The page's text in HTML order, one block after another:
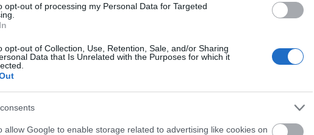
opt-out of processing my Personal Data for Targeted
opt-out of Collection, Use, Retention, Sale, and/or Sharing
Data that Is Unrelated with the Purposes for which it
allow Google to enable storage related to advertising like cookies on
9P148 elhagyja a tüzelőállását. Portörléses művészet a harci
a kis páncélkocsi arról álmodik, hogy egyszer nagy harckocsi